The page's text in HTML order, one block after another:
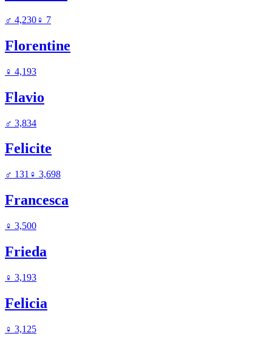
♂ 4,230♀ 7
Florentine
♀ 4,193
Flavio
♂ 3,834
Felicite
♂ 131 ♀ 3,698
Francesca
♀ 3,500
Frieda
♀ 3,193
Felicia
♀ 3,125